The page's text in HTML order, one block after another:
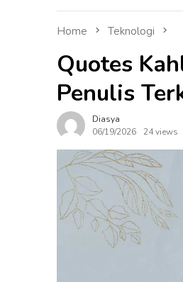
Home Teknologi
Quotes
Penulis
Diasya
06/19/2026
24 views